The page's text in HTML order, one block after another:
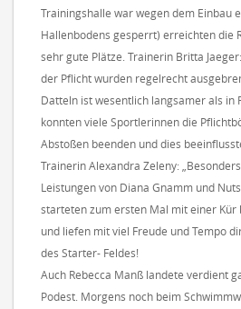
Trainingshalle war wegen dem Einbau
Hallenbodens gesperrt) erreichten die
sehr gute Plätze. Trainerin Britta
der Pflicht wurden regelrecht
Datteln ist wesentlich langsamer als in
konnten viele Sportlerinnen die
Abstoßen beenden und dies
Trainerin Alexandra Zeleny:
Leistungen von Diana Gnamm und
starteten zum ersten Mal mit einer Kür
und liefen mit viel Freude und Tempo
des Starter- Feldes!
Auch Rebecca Manß landete verdient
Podest. Morgens noch beim